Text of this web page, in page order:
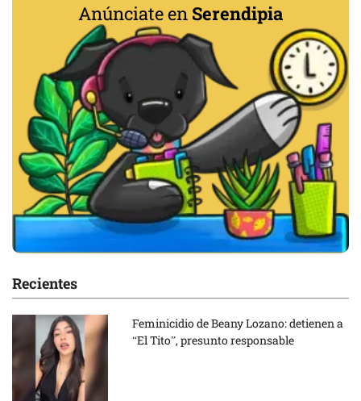
Anúnciate en Serendipia
Recientes
Feminicidio de Beany Lozano: detienen a
“El Tito”, presunto responsable